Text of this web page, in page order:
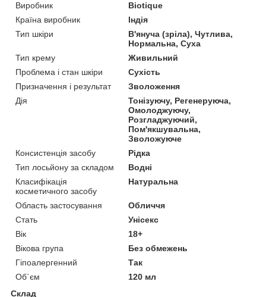
Виробник
Biotique
Країна виробник
Індія
Тип шкіри
В'януча (зріла), Чутлива,
Нормальна, Суха
Тип крему
Живильний
Проблема і стан шкіри
Сухість
Призначення і результат
Зволоження
Дія
Тонізуючу, Регенеруюча,
Омолоджуючу,
Розгладжуючий,
Пом'якшувальна,
Зволожуюче
Консистенція засобу
Рідка
Тип лосьйону за складом
Водні
Класифікація
косметичного засобу
Натуральна
Область застосування
Обличчя
Стать
Унісекс
Вік
18+
Вікова група
Без обмежень
Гіпоалергенний
Так
Об`єм
120 мл
Склад